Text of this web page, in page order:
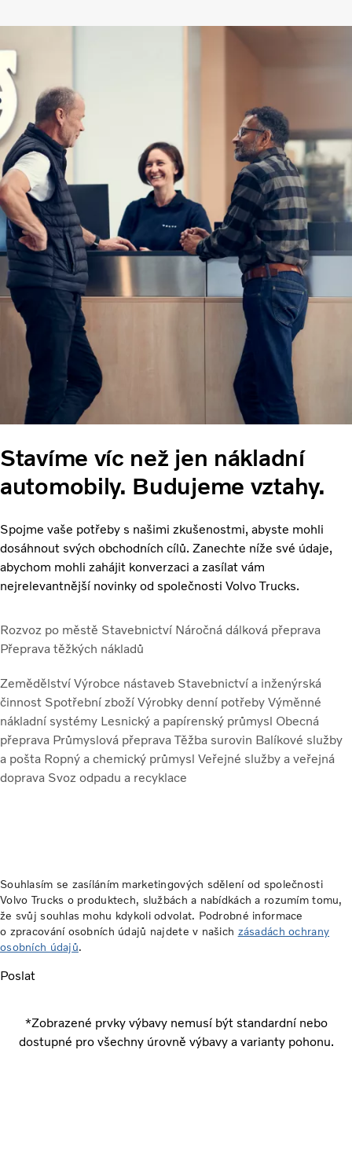
Stavíme víc než jen nákladní
automobily. Budujeme vztahy.
Spojme vaše potřeby s našimi zkušenostmi, abyste mohli
dosáhnout svých obchodních cílů. Zanechte níže své údaje,
abychom mohli zahájit konverzaci a zasílat vám
nejrelevantnější novinky od společnosti Volvo Trucks.
Rozvoz po městě Stavebnictví Náročná dálková přeprava
Přeprava těžkých nákladů
Zemědělství Výrobce nástaveb Stavebnictví a inženýrská
činnost Spotřební zboží Výrobky denní potřeby Výměnné
nákladní systémy Lesnický a papírenský průmysl Obecná
přeprava Průmyslová přeprava Těžba surovin Balíkové služby
a pošta Ropný a chemický průmysl Veřejné služby a veřejná
doprava Svoz odpadu a recyklace
Souhlasím se zasíláním marketingových sdělení od společnosti
Volvo Trucks o produktech, službách a nabídkách a rozumím tomu,
že svůj souhlas mohu kdykoli odvolat. Podrobné informace
o zpracování osobních údajů najdete v našich zásadách ochrany
osobních údajů.
Poslat
*Zobrazené prvky výbavy nemusí být standardní nebo
dostupné pro všechny úrovně výbavy a varianty pohonu.